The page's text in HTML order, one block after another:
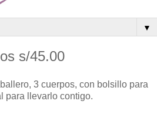
▼
s/45.00
3 cuerpos, con bolsillo para
para llevarlo contigo.